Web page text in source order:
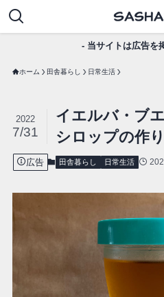
- 当サイトは広告を
ホーム 田舎暮らし 日常生活
イエルバ・ブ
シロップの作
2022
7/31
広告 田舎暮らし 日常生活